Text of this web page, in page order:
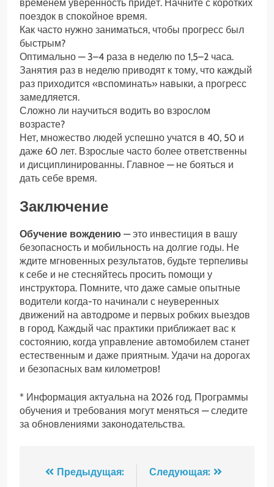
временем уверенность придёт. Начните с коротких
поездок в спокойное время.
Как часто нужно заниматься, чтобы прогресс был
быстрым?
Оптимально — 3–4 раза в неделю по 1,5–2 часа.
Занятия раз в неделю приводят к тому, что каждый
раз приходится «вспоминать» навыки, а прогресс
замедляется.
Сложно ли научиться водить во взрослом
возрасте?
Нет, множество людей успешно учатся в 40, 50 и
даже 60 лет. Взрослые часто более ответственны
и дисциплинированны. Главное — не бояться и
дать себе время.
Заключение
Обучение вождению — это инвестиция в вашу
безопасность и мобильность на долгие годы. Не
ждите мгновенных результатов, будьте терпеливы
к себе и не стесняйтесь просить помощи у
инструктора. Помните, что даже самые опытные
водители когда-то начинали с неуверенных
движений на автодроме и первых робких выездов
в город. Каждый час практики приближает вас к
состоянию, когда управление автомобилем станет
естественным и даже приятным. Удачи на дорогах
и безопасных вам километров!
* Информация актуальна на 2026 год. Программы
обучения и требования могут меняться — следите
за обновлениями законодательства.
Навигация
Предыдущая:
Следующая: